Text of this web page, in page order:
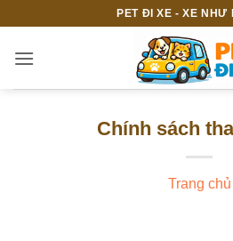
nội
PET ĐI XE - XE NHƯ
Chính sách
Trang chủ